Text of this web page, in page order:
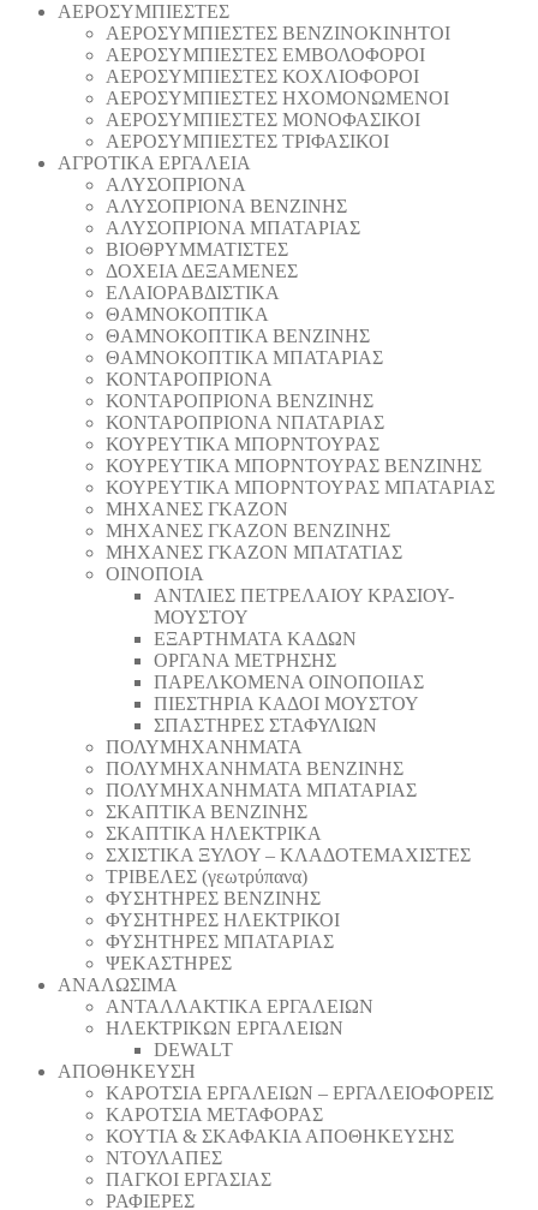
AEΡΟΣΥΜΠΙΕΣΤΕΣ
AEΡΟΣΥΜΠΙΕΣΤΕΣ ΒΕΝΖΙΝΟΚΙΝΗΤΟΙ
AEΡΟΣΥΜΠΙΕΣΤΕΣ ΕΜΒΟΛΟΦΟΡΟΙ
AEΡΟΣΥΜΠΙΕΣΤΕΣ ΚΟΧΛΙΟΦΟΡΟΙ
ΑΕΡΟΣΥΜΠΙΕΣΤΕΣ ΗΧΟΜΟΝΩΜΕΝΟΙ
ΑΕΡΟΣΥΜΠΙΕΣΤΕΣ ΜΟΝΟΦΑΣΙΚΟΙ
ΑΕΡΟΣΥΜΠΙΕΣΤΕΣ ΤΡΙΦΑΣΙΚΟΙ
ΑΓΡΟΤΙΚΑ ΕΡΓΑΛΕΙΑ
AΛΥΣΟΠΡΙΟΝΑ
AΛΥΣΟΠΡΙΟΝΑ ΒΕΝΖΙΝΗΣ
AΛΥΣΟΠΡΙΟΝΑ ΜΠΑΤΑΡΙΑΣ
ΒΙΟΘΡΥΜΜΑΤΙΣΤΕΣ
ΔΟΧΕΙΑ ΔΕΞΑΜΕΝΕΣ
ΕΛΑΙΟΡΑΒΔΙΣΤΙΚΑ
ΘAΜΝΟΚΟΠΤΙΚΑ
ΘAΜΝΟΚΟΠΤΙΚΑ ΒΕΝΖΙΝΗΣ
ΘAΜΝΟΚΟΠΤΙΚΑ ΜΠΑΤΑΡΙΑΣ
ΚΟΝΤΑΡΟΠΡΙΟΝΑ
ΚΟΝΤΑΡΟΠΡΙΟΝΑ ΒΕΝΖΙΝΗΣ
ΚΟΝΤΑΡΟΠΡΙΟΝΑ ΝΠΑΤΑΡΙΑΣ
ΚΟΥΡΕΥΤΙΚΑ ΜΠΟΡΝΤΟΥΡΑΣ
ΚΟΥΡΕΥΤΙΚΑ ΜΠΟΡΝΤΟΥΡΑΣ ΒΕΝΖΙΝΗΣ
ΚΟΥΡΕΥΤΙΚΑ ΜΠΟΡΝΤΟΥΡΑΣ ΜΠΑΤΑΡΙΑΣ
ΜΗΧΑΝΕΣ ΓΚΑΖΟΝ
ΜΗΧΑΝΕΣ ΓΚΑΖΟΝ ΒΕΝΖΙΝΗΣ
ΜΗΧΑΝΕΣ ΓΚΑΖΟΝ ΜΠΑΤΑΤΙΑΣ
ΟΙΝΟΠΟΙΑ
ΑΝΤΛΙΕΣ ΠΕΤΡΕΛΑΙΟΥ ΚΡΑΣΙΟΥ-
ΜΟΥΣΤΟΥ
ΕΞΑΡΤΗΜΑΤΑ ΚΑΔΩΝ
ΟΡΓΑΝΑ ΜΕΤΡΗΣΗΣ
ΠΑΡΕΛΚΟΜΕΝΑ ΟΙΝΟΠΟΙΙΑΣ
ΠΙΕΣΤΗΡΙΑ ΚΑΔΟΙ ΜΟΥΣΤΟΥ
ΣΠΑΣΤΗΡΕΣ ΣΤΑΦΥΛΙΩΝ
ΠΟΛΥΜΗΧΑΝΗΜΑΤΑ
ΠΟΛΥΜΗΧΑΝΗΜΑΤΑ ΒΕΝΖΙΝΗΣ
ΠΟΛΥΜΗΧΑΝΗΜΑΤΑ ΜΠΑΤΑΡΙΑΣ
ΣΚΑΠΤΙΚΑ ΒΕΝΖΙΝΗΣ
ΣΚΑΠΤΙΚΑ ΗΛΕΚΤΡΙΚΑ
ΣΧΙΣΤΙΚΑ ΞΥΛΟΥ – ΚΛΑΔΟΤΕΜΑΧΙΣΤΕΣ
ΤΡΙΒΕΛΕΣ (γεωτρύπανα)
ΦΥΣΗΤΗΡΕΣ ΒΕΝΖΙΝΗΣ
ΦΥΣΗΤΗΡΕΣ ΗΛΕΚΤΡΙΚΟΙ
ΦΥΣΗΤΗΡΕΣ ΜΠΑΤΑΡΙΑΣ
ΨΕΚΑΣΤΗΡΕΣ
ΑΝΑΛΩΣΙΜΑ
ΑΝΤΑΛΛΑΚΤΙΚΑ ΕΡΓΑΛΕΙΩΝ
ΗΛΕΚΤΡΙΚΩΝ ΕΡΓΑΛΕΙΩΝ
DEWALT
ΑΠΟΘΗΚΕΥΣΗ
ΚΑΡΟΤΣΙΑ ΕΡΓΑΛΕΙΩΝ – ΕΡΓΑΛΕΙΟΦΟΡΕΙΣ
ΚΑΡΟΤΣΙΑ ΜΕΤΑΦΟΡΑΣ
ΚΟΥΤΙΑ & ΣΚΑΦΑΚΙΑ ΑΠΟΘΗΚΕΥΣΗΣ
ΝΤΟΥΛΑΠΕΣ
ΠΑΓΚΟΙ ΕΡΓΑΣΙΑΣ
ΡΑΦΙΕΡΕΣ